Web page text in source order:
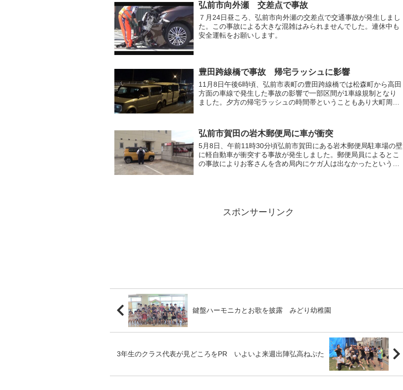
弘前市向外瀬 交差点で事故
７月24日昼ころ、弘前市向外瀬の交差点で交通事故が発生しまし
た。この事故による大きな混雑はみられませんでした。連休中も
安全運転をお願いします。
豊田跨線橋で事故 帰宅ラッシュに影響
11月8日午後6時頃、弘前市表町の豊田跨線橋では松森町から高田
方面の車線で発生した事故の影響で一部区間が1車線規制となり
ました。夕方の帰宅ラッシュの時間帯ということもあり大町周辺
弘前市賀田の岩木郵便局に車が衝突
5月8日、午前11時30分頃弘前市賀田にある岩木郵便局駐車場の壁
に軽自動車が衝突する事故が発生しました。郵便局員によるとこ
の事故によりお客さんを含め局内にケガ人は出なかったというこ
スポンサーリンク
鍵盤ハーモニカとお歌を披露 みどり幼稚園
3年生のクラス代表が見どころをPR いよいよ来週出陣弘高ねぷた